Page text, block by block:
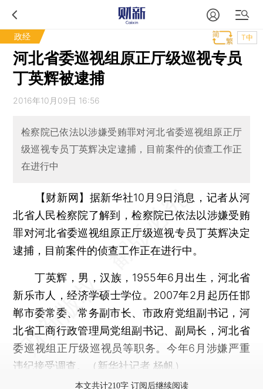
政经 T中
河北省委巡视组原正厅级巡视专员
丁英辉被逮捕
2016年10月09日 16:56
检察院已依法以涉嫌受贿罪对河北省委巡视组原正厅
级巡视专员丁英辉决定逮捕，目前案件的侦查工作正
在进行中
【财新网】 据新华社10月9日消息，记者从河
北省人民检察院了解到，检察院已依法以涉嫌受贿
罪对河北省委巡视组原正厅级巡视专员丁英辉决定
逮捕，目前案件的侦查工作正在进行中。
丁英辉，男，汉族，1955年6月出生，河北省
新乐市人，经济学硕士学位。2007年2月起历任邯
郸市委常委、常务副市长、市政府党组副书记，河
北省工商行政管理局党组副书记、副局长，河北省
委巡视组正厅级巡视员等职务。今年6月涉嫌严重
违纪接受调查。（新华社记者 杨帆）
本文共计210字 订阅后继续阅读